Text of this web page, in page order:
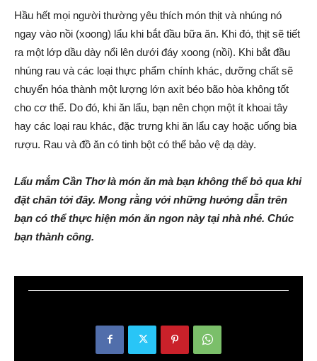
Hầu hết mọi người thường yêu thích món thịt và nhúng nó
ngay vào nồi (xoong) lẩu khi bắt đầu bữa ăn. Khi đó, thịt sẽ tiết
ra một lớp dầu dày nổi lên dưới đáy xoong (nồi). Khi bắt đầu
nhúng rau và các loại thực phẩm chính khác, dưỡng chất sẽ
chuyển hóa thành một lượng lớn axit béo bão hòa không tốt
cho cơ thể. Do đó, khi ăn lẩu, bạn nên chọn một ít khoai tây
hay các loại rau khác, đặc trưng khi ăn lẩu cay hoặc uống bia
rượu. Rau và đồ ăn có tinh bột có thể bảo vệ dạ dày.
Lẩu mắm Cần Thơ là món ăn mà bạn không thể bỏ qua khi
đặt chân tới đây. Mong rằng với những hướng dẫn trên
bạn có thể thực hiện món ăn ngon này tại nhà nhé. Chúc
bạn thành công.